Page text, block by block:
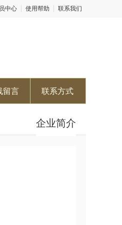
中心 使用帮助 联系我们
留言 联系方式
企业简介